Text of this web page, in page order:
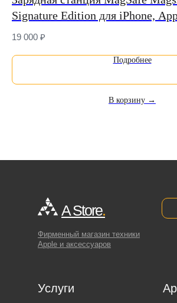
Signature Edition для iPhone,
AirPods (Qi2)
19 000 ₽
Подробнее
В корзину →
A Store.
Фирменный магазин техники
Apple и аксессуаров
Услуги